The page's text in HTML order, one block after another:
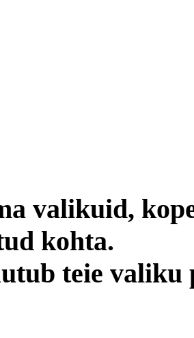
valikuid,
kohta.
teie valiku